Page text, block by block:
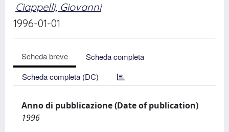
Ciappelli, Giovanni
1996-01-01
Scheda breve
Scheda completa
Scheda completa (DC)
Anno di pubblicazione (Date of publication)
1996